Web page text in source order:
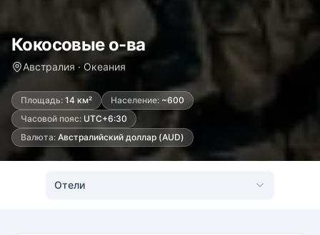
Кокосовые о-ва
Австралия · Океания
Площадь: 14 км² Население: ~600
Часовой пояс: UTC+6:30
Валюта: Австралийский доллар (AUD)
Отели